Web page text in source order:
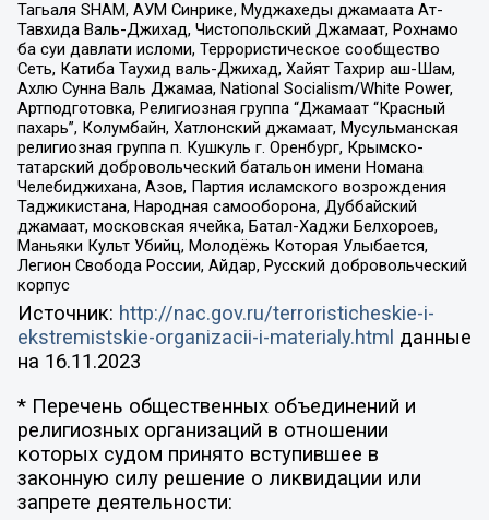
Тагьаля SHAM, АУМ Синрике, Муджахеды джамаата Ат-
Тавхида Валь-Джихад, Чистопольский Джамаат, Рохнамо
ба суи давлати исломи, Террористическое сообщество
Сеть, Катиба Таухид валь-Джихад, Хайят Тахрир аш-Шам,
Ахлю Сунна Валь Джамаа, National Socialism/White Power,
Артподготовка, Религиозная группа “Джамаат “Красный
пахарь”, Колумбайн, Хатлонский джамаат, Мусульманская
религиозная группа п. Кушкуль г. Оренбург, Крымско-
татарский добровольческий батальон имени Номана
Челебиджихана, Азов, Партия исламского возрождения
Таджикистана, Народная самооборона, Дуббайский
джамаат, московская ячейка, Батал-Хаджи Белхороев,
Маньяки Культ Убийц, Молодёжь Которая Улыбается,
Легион Свобода России, Айдар, Русский добровольческий
корпус
Источник: http://nac.gov.ru/terroristicheskie-i-
ekstremistskie-organizacii-i-materialy.html данные
на 16.11.2023
* Перечень общественных объединений и
религиозных организаций в отношении
которых судом принято вступившее в
законную силу решение о ликвидации или
запрете деятельности: